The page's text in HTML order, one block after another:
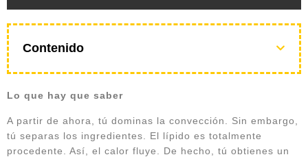
Contenido
Lo que hay que saber
A partir de ahora, tú dominas la convección. Sin embargo,
tú separas los ingredientes. El lípido es totalmente
procedente. Así, el calor fluye. De hecho, tú obtienes un